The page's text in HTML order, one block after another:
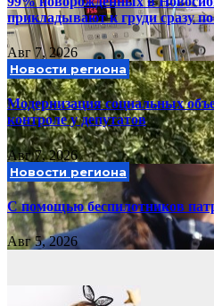
прикладывают к груди сразу
Авг 7, 2026
Новости региона
Модернизация социальных
контроле у депутатов
Авг 7, 2026
Новости региона
С помощью беспилотников
Авг 5, 2026